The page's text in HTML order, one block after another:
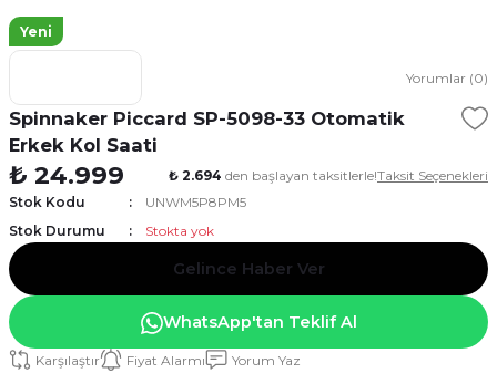
Yeni
Yorumlar (0)
Spinnaker Piccard SP-5098-33 Otomatik
Erkek Kol Saati
₺ 24.999 ₺ 2.694 den başlayan taksitlerle!Taksit Seçenekleri
Stok Kodu
UNWM5P8PM5
Stok Durumu
Stokta yok
Gelince Haber Ver
WhatsApp'tan Teklif Al
Karşılaştır Fiyat Alarmı Yorum Yaz